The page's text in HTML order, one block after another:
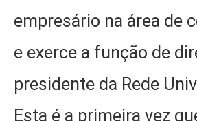
empresário na área de
e exerce a função de
presidente da Rede
Esta é a primeira vez